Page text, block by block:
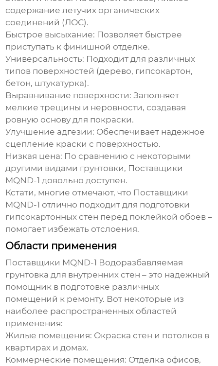
содержание летучих органических
соединений (ЛОС).
Быстрое высыхание: Позволяет быстрее
приступать к финишной отделке.
Универсальность: Подходит для различных
типов поверхностей (дерево, гипсокартон,
бетон, штукатурка).
Выравнивание поверхности: Заполняет
мелкие трещины и неровности, создавая
ровную основу для покраски.
Улучшение адгезии: Обеспечивает надежное
сцепление краски с поверхностью.
Низкая цена: По сравнению с некоторыми
другими видами грунтовки, Поставщики
MQND-1 довольно доступен.
Кстати, многие отмечают, что Поставщики
MQND-1 отлично подходит для подготовки
гипсокартонных стен перед поклейкой обоев –
помогает избежать отслоения.
Области применения
Поставщики MQND-1 Водоразбавляемая
грунтовка для внутренних стен – это надежный
помощник в подготовке различных
помещений к ремонту. Вот некоторые из
наиболее распространенных областей
применения:
Жилые помещения: Окраска стен и потолков в
квартирах и домах.
Коммерческие помещения: Отделка офисов,